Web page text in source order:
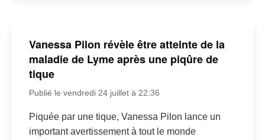
Vanessa Pilon révèle être atteinte de la
maladie de Lyme après une piqûre de
tique
Publié le vendredi 24 juillet à 22:36
Piquée par une tique, Vanessa Pilon lance un
important avertissement à tout le monde